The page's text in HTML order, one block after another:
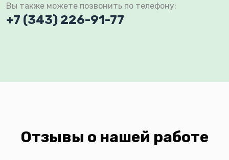
Вы также можете позвонить по телефону:
+7 (343) 226-91-77
Отзывы о нашей работе